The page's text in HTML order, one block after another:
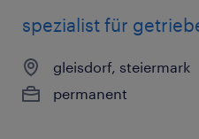
spezialist für
gleisdorf, steiermark
permanent